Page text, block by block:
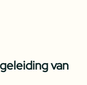
van